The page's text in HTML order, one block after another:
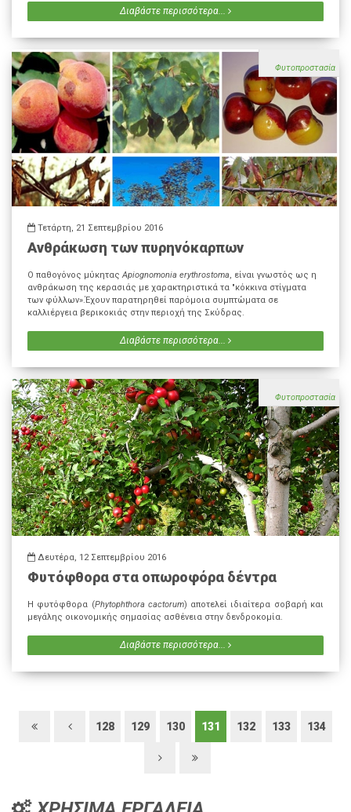
Διαβάστε περισσότερα...
Φυτοπροστασία
Τετάρτη, 21 Σεπτεμβρίου 2016
Ανθράκωση των πυρηνόκαρπων
Ο παθογόνος μύκηταςApiognomonia erythrostoma, είναι γνωστός ως η
ανθράκωση της κερασιάς με χαρακτηριστικά τα "κόκκινα στίγματα
των φύλλων».Έχουν παρατηρηθεί παρόμοια συμπτώματα σε
καλλιέργεια βερικοκιάς στην περιοχή της Σκύδρας.
Διαβάστε περισσότερα...
Φυτοπροστασία
Δευτέρα, 12 Σεπτεμβρίου 2016
Φυτόφθορα στα οπωροφόρα δέντρα
Η φυτόφθορα (Phytophthora cactorum) αποτελεί ιδιαίτερα σοβαρή και
μεγάλης οικονομικής σημασίας ασθένεια στην δενδροκομία.
Διαβάστε περισσότερα...
128 129 130 131 132 133 134